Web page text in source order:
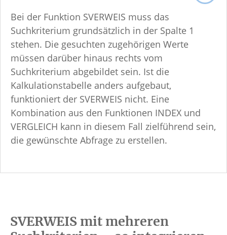
Bei der Funktion SVERWEIS muss das
Suchkriterium grundsätzlich in der Spalte 1
stehen. Die gesuchten zugehörigen Werte
müssen darüber hinaus rechts vom
Suchkriterium abgebildet sein. Ist die
Kalkulationstabelle anders aufgebaut,
funktioniert der SVERWEIS nicht. Eine
Kombination aus den Funktionen INDEX und
VERGLEICH kann in diesem Fall zielführend sein,
die gewünschte Abfrage zu erstellen.
SVERWEIS mit mehreren